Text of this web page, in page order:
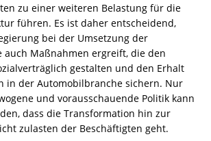
zu einer weiteren Belastung für die
führen. Es ist daher entscheidend,
bei der Umsetzung der
auch Maßnahmen ergreift, die den
gestalten und den Erhalt
in der Automobilbranche sichern. Nur
und vorausschauende Politik kann
dass die Transformation hin zur
zulasten der Beschäftigten geht.